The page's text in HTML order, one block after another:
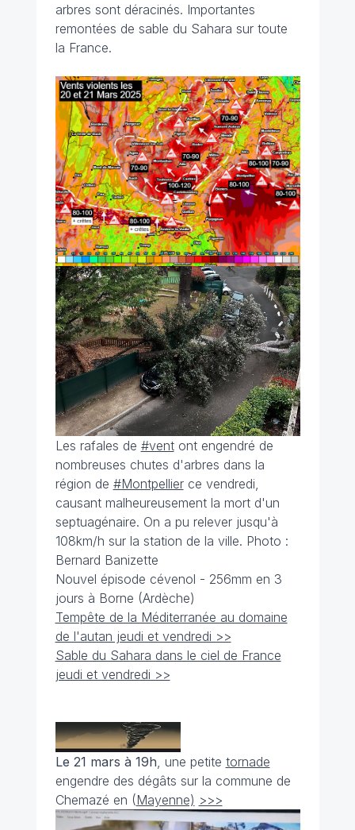
arbres sont déracinés. Importantes
remontées de sable du Sahara sur toute
la France.
Les rafales de #ventont engendré de
nombreuses chutes d'arbres dans la
région de #Montpellierce vendredi,
causant malheureusement la mort d'un
septuagénaire. On a pu relever jusqu'à
108km/h sur la station de la ville. Photo :
Bernard Banizette
Nouvel épisode cévenol - 256mm en 3
jours à Borne (Ardèche)
Tempête de la Méditerranée au domaine
de l'autan jeudi et vendredi >>
Sable du Sahara dans le ciel de France
jeudi et vendredi >>
Le 21 mars à 19h, une petite tornade
engendre des dégâts sur la commune de
Chemazé en (Mayenne) >>>